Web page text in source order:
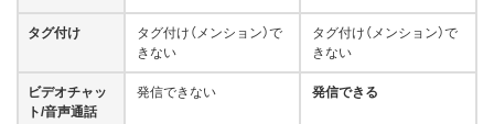
タグ付け
タグ付け（メンション）で
きない
タグ付け（メンション）で
きない
ビデオチャッ
ト/音声通話
発信できない 発信できる